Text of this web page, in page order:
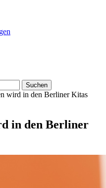
wird in den Berliner Kitas
in den Berliner